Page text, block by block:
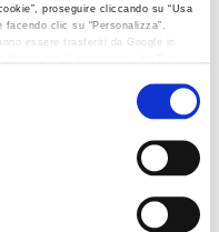
proseguire cliccando su “Usa
clic su “Personalizza”.
essere trasferiti da Google in